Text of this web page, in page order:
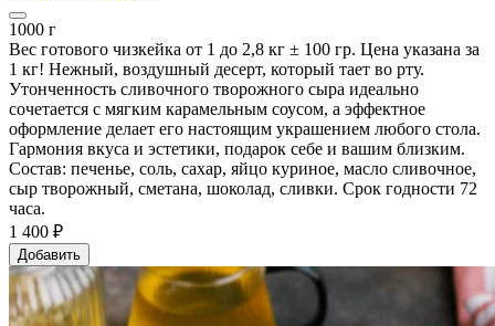
1000 г
Вес готового чизкейка от 1 до 2,8 кг ± 100 гр. Цена указана за
1 кг! Нежный, воздушный десерт, который тает во рту.
Утонченность сливочного творожного сыра идеально
сочетается с мягким карамельным соусом, а эффектное
оформление делает его настоящим украшением любого стола.
Гармония вкуса и эстетики, подарок себе и вашим близким.
Состав: печенье, соль, сахар, яйцо куриное, масло сливочное,
сыр творожный, сметана, шоколад, сливки. Срок годности 72
часа.
1 400 ₽
Добавить